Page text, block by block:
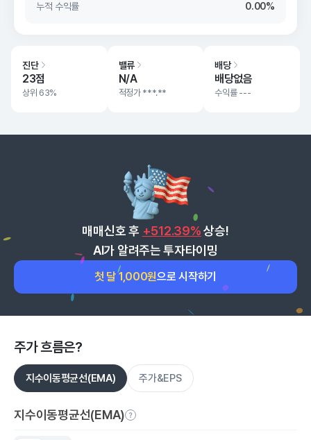
누적 수익률
0.00%
진단
23점
상위 63%
밸류
N/A
적정가 ***.**
배당
배당없음
수익률 ---
매매신호 후 +512.39% 상승!
AI가 알려주는 투자타이밍
첫 달 1,000원으로 시작하기
주가 흐름은?
지수이동평균선(EMA) 주가&EPS
지수이동평균선(EMA)